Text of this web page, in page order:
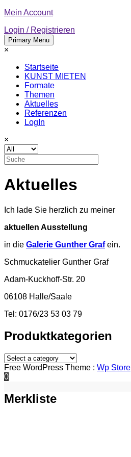
Skip
content
Mein Account
Login / Registrieren
kunst mieten
Kerstin Graf
Primary Menu
×
Startseite
KUNST MIETEN
Formate
Themen
Aktuelles
Referenzen
LogIn
×
Aktuelles
Ich lade Sie herzlich zu meiner
aktuellen Ausstellung
in die Galerie Gunther Grafein.
Schmuckatelier Gunther Graf
Adam-Kuckhoff-Str. 20
06108 Halle/Saale
Tel: 0176/23 53 03 79
Produktkategorien
Free WordPress Theme : Wp Store
0
Merkliste